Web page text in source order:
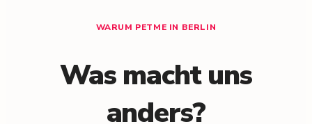
WARUM PETME IN BERLIN
Was macht uns
anders?